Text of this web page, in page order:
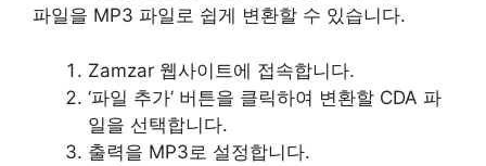
파일을 MP3 파일로 쉽게 변환할 수 있습니다.
Zamzar 웹사이트에 접속합니다.
‘파일 추가’ 버튼을 클릭하여 변환할 CDA 파
일을 선택합니다.
출력을 MP3로 설정합니다.